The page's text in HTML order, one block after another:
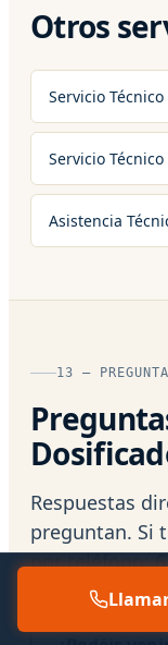
Otros
Servicio
Servicio Técnico
Asistencia
13 —
Respuestas
preguntan. Si
por teléfono: